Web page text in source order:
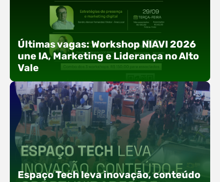
Últimas vagas: Workshop NIAVI 2026
une IA, Marketing e Liderança no Alto
Vale
Com o objetivo de impulsionar a produtividade, a
presença digital e a gestão nas empresas do
Espaço Tech leva inovação, conteúdo